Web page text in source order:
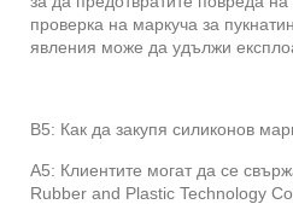
проверка на маркуча за
явления може да удължи
В5: Как да закупя силиконов
A5: Клиентите могат да се
Rubber and Plastic Technology